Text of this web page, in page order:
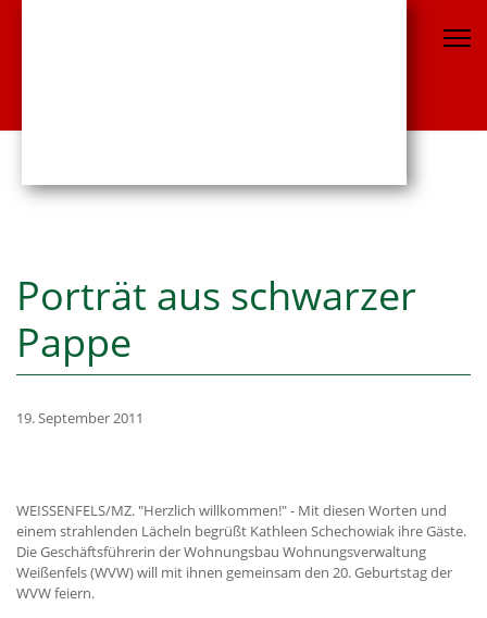
Porträt aus schwarzer
Pappe
19. September 2011
WEISSENFELS/MZ. "Herzlich willkommen!" - Mit diesen Worten und
einem strahlenden Lächeln begrüßt Kathleen Schechowiak ihre Gäste.
Die Geschäftsführerin der Wohnungsbau Wohnungsverwaltung
Weißenfels (WVW) will mit ihnen gemeinsam den 20. Geburtstag der
WVW feiern.